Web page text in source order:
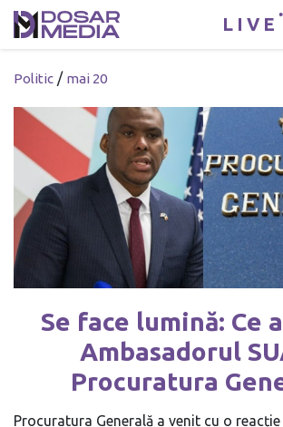
LIVE
Politic / mai 20
Se face lumină: Ce
Ambasadorul
Procuratura
Procuratura Generală a venit cu o